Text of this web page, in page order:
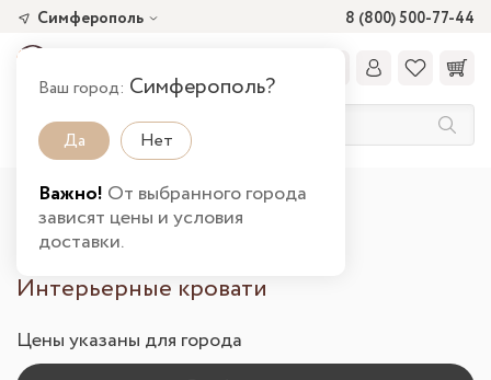
8 (800) 500-77-44
Симферополь
Ваш город: Симферополь?
Да Нет
Важно! От выбранного города
зависят цены и условия
доставки.
Главная Каталог товаров
Мягкая
Интерьерные кровати в Симферополе
Интерьерные кровати
Цены указаны для города